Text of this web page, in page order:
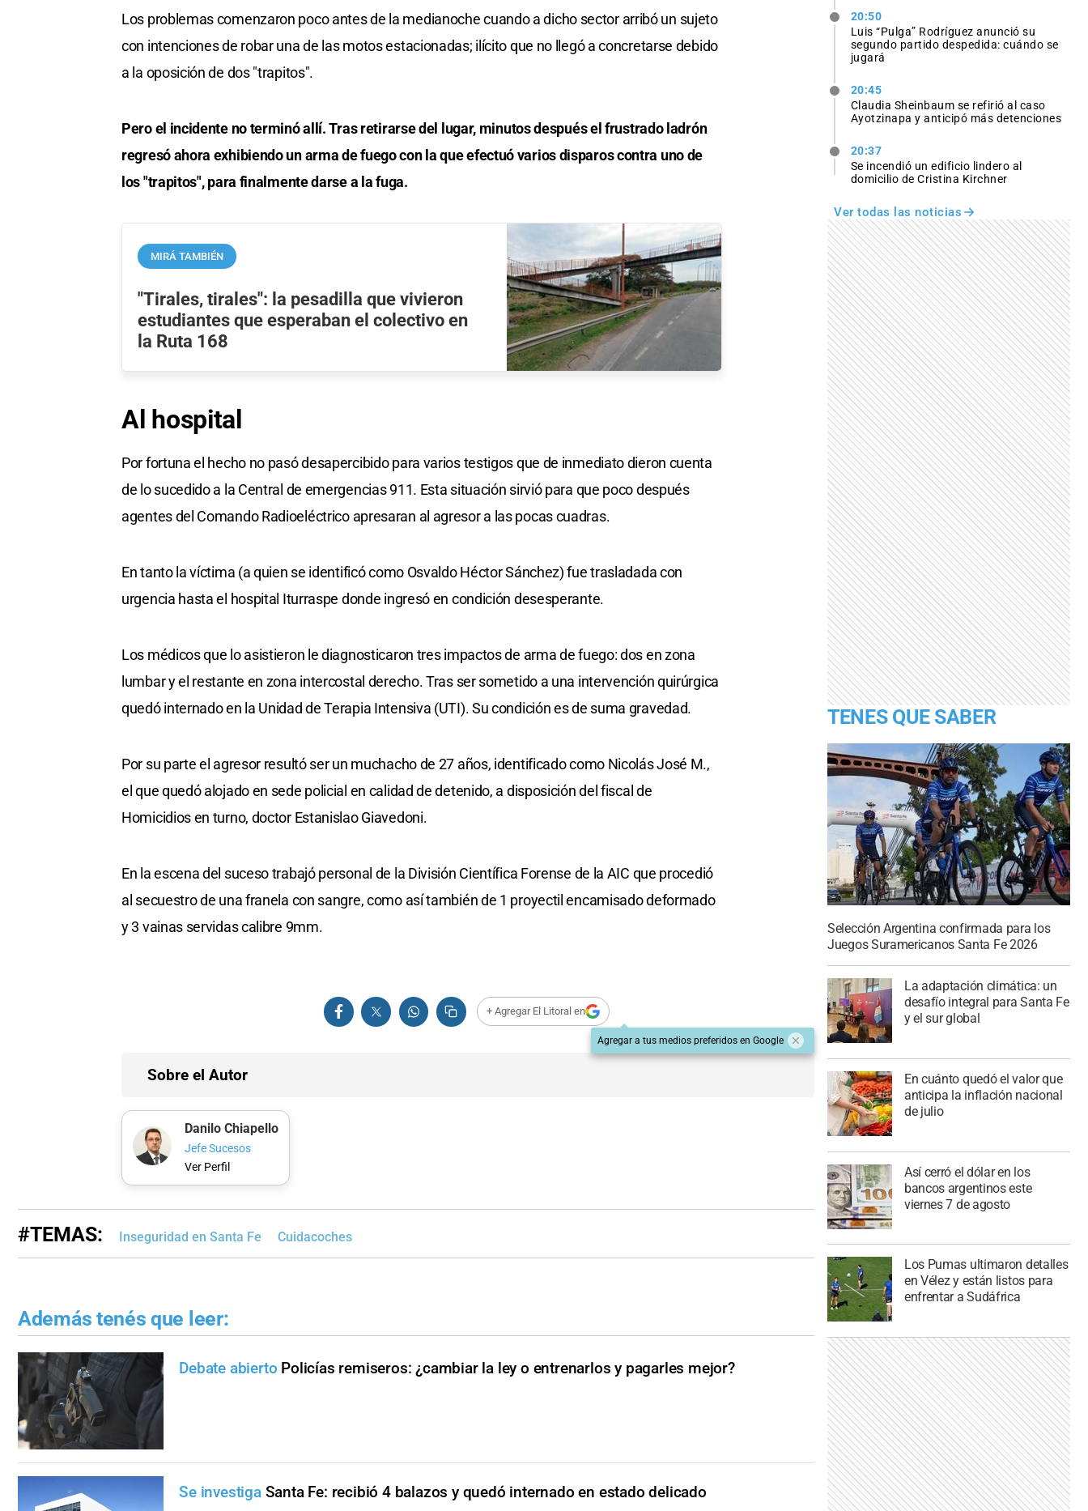
Los problemas comenzaron poco antes de la medianoche cuando a dicho sector arribó un sujeto
con intenciones de robar una de las motos estacionadas; ilícito que no llegó a concretarse debido
a la oposición de dos "trapitos".
Pero el incidente no terminó allí. Tras retirarse del lugar, minutos después el frustrado ladrón
regresó ahora exhibiendo un arma de fuego con la que efectuó varios disparos contra uno de
los "trapitos", para finalmente darse a la fuga.
MIRÁ TAMBIÉN
"Tirales, tirales": la pesadilla que vivieron
estudiantes que esperaban el colectivo en
la Ruta 168
Al hospital
Por fortuna el hecho no pasó desapercibido para varios testigos que de inmediato dieron cuenta
de lo sucedido a la Central de emergencias 911. Esta situación sirvió para que poco después
agentes del Comando Radioeléctrico apresaran al agresor a las pocas cuadras.
En tanto la víctima (a quien se identificó como Osvaldo Héctor Sánchez) fue trasladada con
urgencia hasta el hospital Iturraspe donde ingresó en condición desesperante.
Los médicos que lo asistieron le diagnosticaron tres impactos de arma de fuego: dos en zona
lumbar y el restante en zona intercostal derecho. Tras ser sometido a una intervención quirúrgica
quedó internado en la Unidad de Terapia Intensiva (UTI). Su condición es de suma gravedad.
Por su parte el agresor resultó ser un muchacho de 27 años, identificado como Nicolás José M.,
el que quedó alojado en sede policial en calidad de detenido, a disposición del fiscal de
Homicidios en turno, doctor Estanislao Giavedoni.
En la escena del suceso trabajó personal de la División Científica Forense de la AIC que procedió
al secuestro de una franela con sangre, como así también de 1 proyectil encamisado deformado
y 3 vainas servidas calibre 9mm.
+ Agregar El Litoral en
Agregar a tus medios preferidos en Google
Sobre el Autor
Danilo Chiapello
Jefe Sucesos
Ver Perfil
#TEMAS: Inseguridad en Santa Fe Cuidacoches
Además tenés que leer:
Debate abierto Policías remiseros: ¿cambiar la ley o entrenarlos y pagarles mejor?
Se investiga Santa Fe: recibió 4 balazos y quedó internado en estado delicado
20:50
Luis “Pulga” Rodríguez anunció su
segundo partido despedida: cuándo se
jugará
20:45
Claudia Sheinbaum se refirió al caso
Ayotzinapa y anticipó más detenciones
20:37
Se incendió un edificio lindero al
domicilio de Cristina Kirchner
Ver todas las noticias
TENES QUE SABER
Selección Argentina confirmada para los
Juegos Suramericanos Santa Fe 2026
La adaptación climática: un
desafío integral para Santa Fe
y el sur global
En cuánto quedó el valor que
anticipa la inflación nacional
de julio
Así cerró el dólar en los
bancos argentinos este
viernes 7 de agosto
Los Pumas ultimaron detalles
en Vélez y están listos para
enfrentar a Sudáfrica